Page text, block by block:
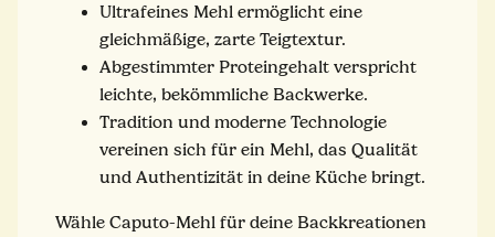
Ultrafeines Mehl ermöglicht eine
gleichmäßige, zarte Teigtextur.
Abgestimmter Proteingehalt verspricht
leichte, bekömmliche Backwerke.
Tradition und moderne Technologie
vereinen sich für ein Mehl, das Qualität
und Authentizität in deine Küche bringt.
Wähle Caputo-Mehl für deine Backkreationen